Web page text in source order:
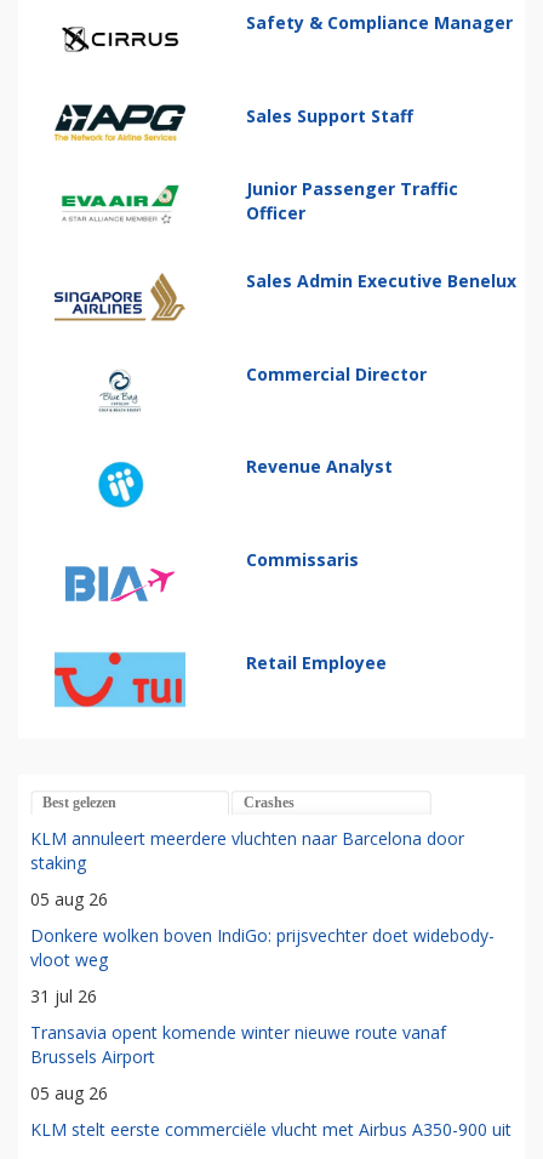
Safety & Compliance Manager
Sales Support Staff
Junior Passenger Traffic
Officer
Sales Admin Executive Benelux
Commercial Director
Revenue Analyst
Commissaris
Retail Employee
Best gelezen Crashes
KLM annuleert meerdere vluchten naar Barcelona door
staking
05 aug 26
Donkere wolken boven IndiGo: prijsvechter doet widebody-
vloot weg
31 jul 26
Transavia opent komende winter nieuwe route vanaf
Brussels Airport
05 aug 26
KLM stelt eerste commerciële vlucht met Airbus A350-900 uit